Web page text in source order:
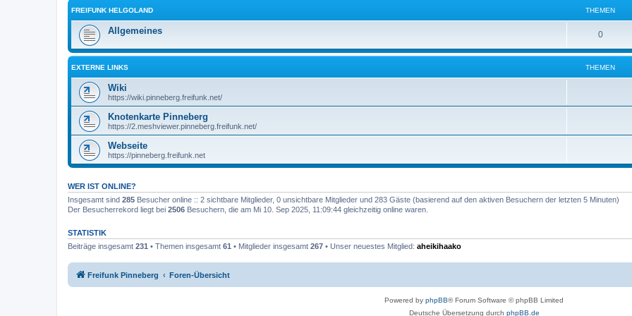
e
e
FREIFUNK HELGOLAND THEMEN
Allgemeines 0T
h
e
e
EXTERNE LINKS THEMEN
Wiki
https://wiki.pinneberg.freifunk.net/
Knotenkarte Pinneberg
https://2.meshviewer.pinneberg.freifunk.net/
Webseite
https://pinneberg.freifunk.net
WER IST ONLINE?
Insgesamt sind 285 Besucher online :: 2 sichtbare Mitglieder, 0 unsichtbare Mitglieder und 283 Gäste (basierend auf den aktiven Besuchern der letzten 5 Minuten)
Der Besucherrekord liegt bei 2506 Besuchern, die am Mi 10. Sep 2025, 11:09:44 gleichzeitig online waren.
STATISTIK
Beiträge insgesamt 231 • Themen insgesamt 61 • Mitglieder insgesamt 267 • Unser neuestes Mitglied: aheikihaako
Freifunk Pinneberg Foren-Übersicht
Powered by phpBB® Forum Software © phpBB Limited
Deutsche Übersetzung durch phpBB.de